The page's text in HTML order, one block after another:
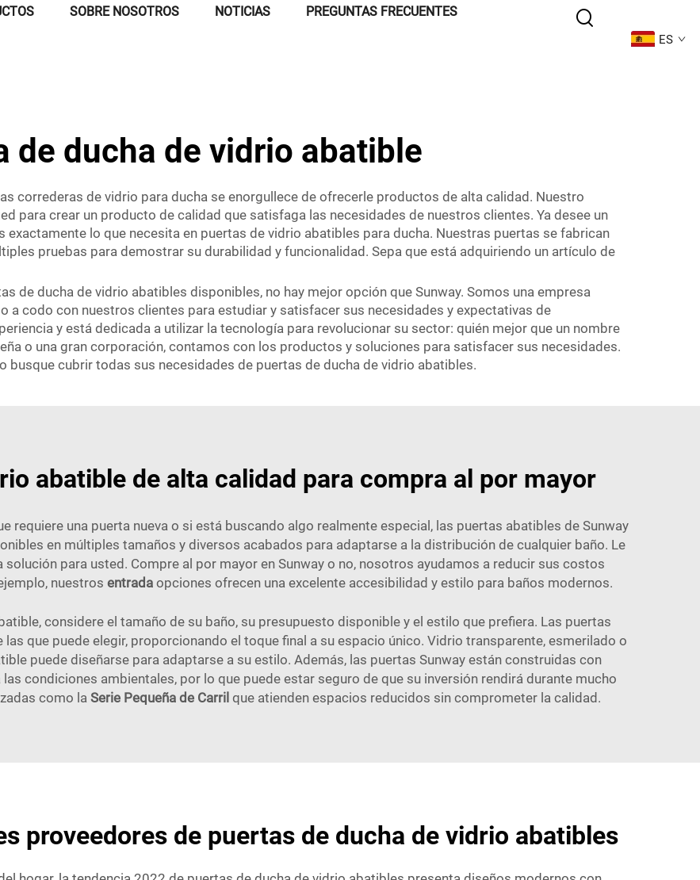
SOBRE NOSOTROS NOTICIAS PREGUNTAS FRECUENTES
ES
de ducha de vidrio abatible
correderas de vidrio para ducha se enorgullece de ofrecerle productos de alta calidad. Nuestro
para crear un producto de calidad que satisfaga las necesidades de nuestros clientes. Ya desee un
lo que necesita en puertas de vidrio abatibles para ducha. Nuestras puertas se fabrican
pruebas para demostrar su durabilidad y funcionalidad. Sepa que está adquiriendo un artículo de
de ducha de vidrio abatibles disponibles, no hay mejor opción que Sunway. Somos una empresa
a codo con nuestros clientes para estudiar y satisfacer sus necesidades y expectativas de
y está dedicada a utilizar la tecnología para revolucionar su sector: quién mejor que un nombre
o una gran corporación, contamos con los productos y soluciones para satisfacer sus necesidades.
busque cubrir todas sus necesidades de puertas de ducha de vidrio abatibles.
abatible de alta calidad para compra al por mayor
requiere una puerta nueva o si está buscando algo realmente especial, las puertas abatibles de Sunway
en múltiples tamaños y diversos acabados para adaptarse a la distribución de cualquier baño. Le
para usted. Compre al por mayor en Sunway o no, nosotros ayudamos a reducir sus costos
nuestros entrada opciones ofrecen una excelente accesibilidad y estilo para baños modernos.
considere el tamaño de su baño, su presupuesto disponible y el estilo que prefiera. Las puertas
las que puede elegir, proporcionando el toque final a su espacio único. Vidrio transparente, esmerilado o
puede diseñarse para adaptarse a su estilo. Además, las puertas Sunway están construidas con
condiciones ambientales, por lo que puede estar seguro de que su inversión rendirá durante mucho
como la Serie Pequeña de Carril que atienden espacios reducidos sin comprometer la calidad.
proveedores de puertas de ducha de vidrio abatibles